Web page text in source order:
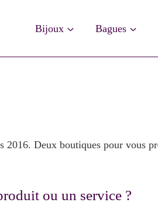
Bijoux Bagues
2016. Deux boutiques pour vous
ou un service ?